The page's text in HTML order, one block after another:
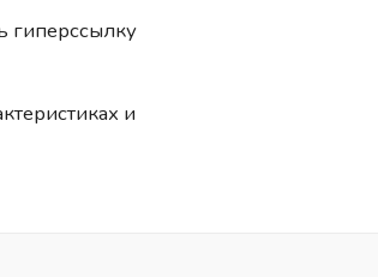
гиперссылку
и